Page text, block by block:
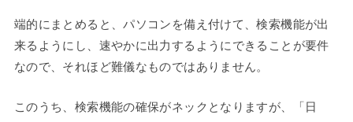
端的にまとめると、パソコンを備え付けて、検索機能が出
来るようにし、速やかに出力するようにできることが要件
なので、それほど難儀なものではありません。
このうち、検索機能の確保がネックとなりますが、「日